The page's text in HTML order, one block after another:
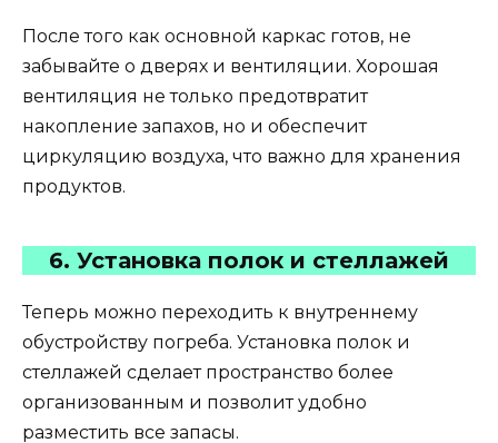
После того как основной каркас готов, не
забывайте о дверях и вентиляции. Хорошая
вентиляция не только предотвратит
накопление запахов, но и обеспечит
циркуляцию воздуха, что важно для хранения
продуктов.
6. Установка полок и стеллажей
Теперь можно переходить к внутреннему
обустройству погреба. Установка полок и
стеллажей сделает пространство более
организованным и позволит удобно
разместить все запасы.